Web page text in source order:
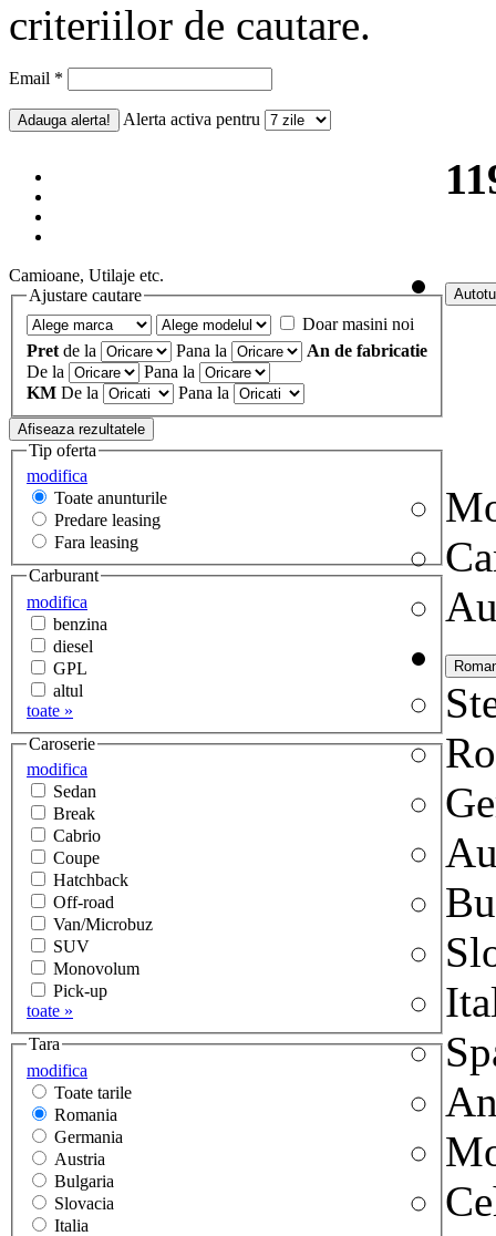
criteriilor de cautare.
Email *
Alerta activa pentru
Camioane, Utilaje etc.
Ajustare cautare
Doar masini noi
Pret de la Pana la
An de fabricatie
De la
Pana la
KM De la Pana la
modifica
Tip oferta
Toate anunturile
Predare leasing
Fara leasing
modifica
Carburant
benzina
diesel
GPL
altul
toate »
modifica
Caroserie
Sedan
Break
Cabrio
Coupe
Hatchback
Off-road
Van/Microbuz
SUV
Monovolum
Pick-up
toate »
modifica
Tara
Toate tarile
Romania
Germania
Austria
Bulgaria
Slovacia
Italia